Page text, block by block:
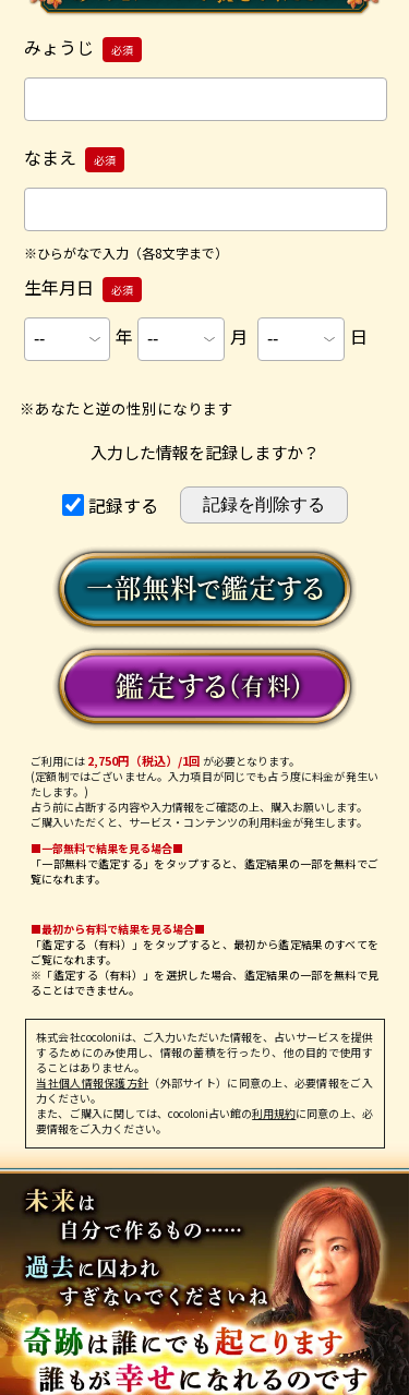
みょうじ 必須
なまえ 必須
※ひらがなで入力（各8文字まで）
生年月日 必須
年 月 日
※あなたと逆の性別になります
入力した情報を記録しますか？
記録する
ご利用には 2,750円（税込）/1回 が必要となります。
(定額制ではございません。入力項目が同じでも占う度に料金が発生い
たします。)
占う前に占断する内容や入力情報をご確認の上、購入お願いします。
ご購入いただくと、サービス・コンテンツの利用料金が発生します。
■一部無料で結果を見る場合■
「一部無料で鑑定する」を タップすると、鑑定結果の一部を無料でご
覧になれます。
■最初から有料で結果を見る場合■
「鑑定する（有料）」を タップすると、最初から鑑定結果のすべてを
ご覧になれます。
※「鑑定する（有料）」を選択した場合、鑑定結果の一部を無料で見
ることはできません。
株式会社cocoloniは、ご入力いただいた情報を、占いサービスを提供
するためにのみ使用し、情報の蓄積を行ったり、他の目的で使用す
ることはありません。
当社個人情報保護方針 （外部サイト）に同意の上、必要情報をご入
力ください。
また、ご購入に関しては、cocoloni占い館の利用規約に同意の上、必
要情報をご入力ください。